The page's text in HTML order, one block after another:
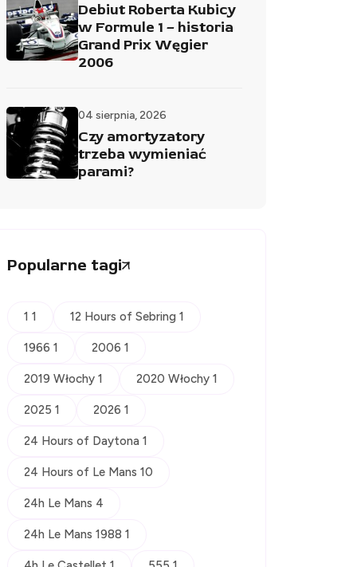
Debiut Roberta Kubicy
w Formule 1 – historia
Grand Prix Węgier
2006
04 sierpnia, 2026
Czy amortyzatory
trzeba wymieniać
parami?
Popularne tagi
1 1 12 Hours of Sebring 1
1966 1 2006 1
2019 Włochy 1 2020 Włochy 1
2025 1 2026 1
24 Hours of Daytona 1
24 Hours of Le Mans 10
24h Le Mans 4
24h Le Mans 1988 1